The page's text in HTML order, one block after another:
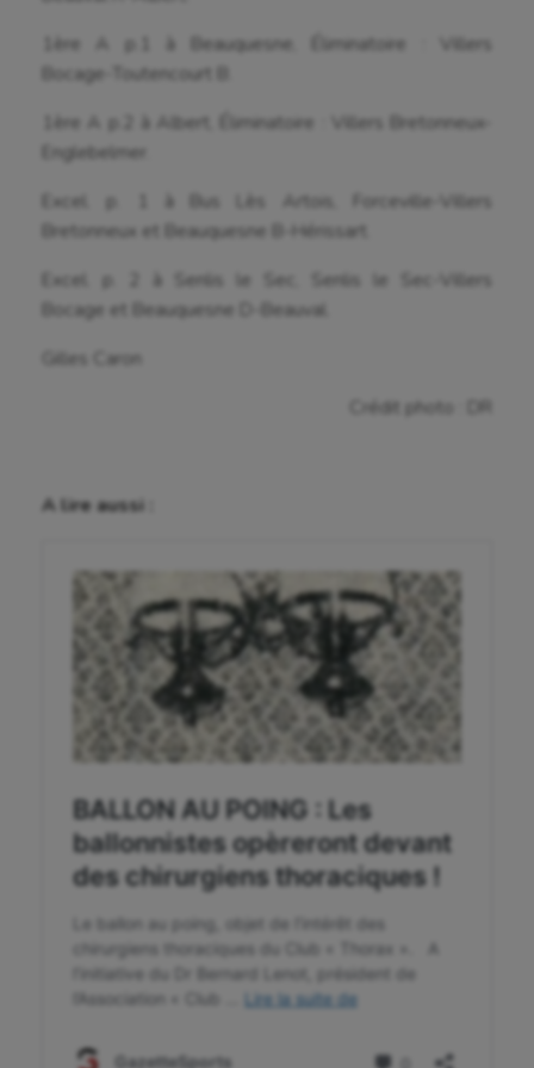
1ère A p.1 à Beauquesne, Éliminatoire : Villers
Bocage-Toutencourt B.
1ère A p.2 à Albert, Éliminatoire : Villers Bretonneux-
Englebelmer.
Excel. p. 1 à Bus Lès Artois, Forceville-Villers
Bretonneux et Beauquesne B-Hérissart.
Excel. p. 2 à Senlis le Sec, Senlis le Sec-Villers
Bocage et Beauquesne D-Beauval.
Gilles Caron
Crédit photo : DR
A lire aussi :